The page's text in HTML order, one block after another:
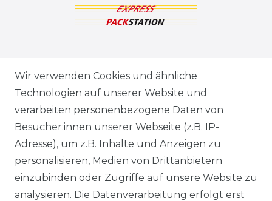
VERSANDARTEN & -KOSTEN
GEWERBETREIBENDE?
HILFE
KONTAKT
Wir verwenden Cookies und ähnliche
Technologien auf unserer Website und
verarbeiten personenbezogene Daten von
Besucher:innen unserer Webseite (z.B. IP-
Adresse), um z.B. Inhalte und Anzeigen zu
personalisieren, Medien von Drittanbietern
einzubinden oder Zugriffe auf unsere Website zu
analysieren. Die Datenverarbeitung erfolgt erst